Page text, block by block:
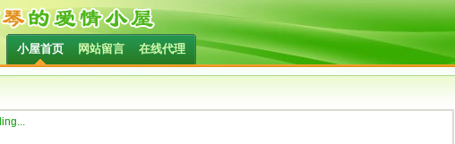
小屋首页 网站留言 在线代理